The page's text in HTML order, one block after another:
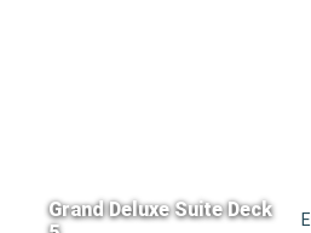
Grand Deluxe Suite Deck